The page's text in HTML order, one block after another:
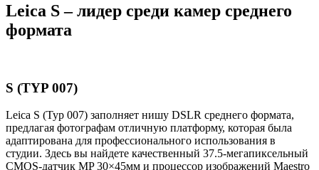
Leica S – лидер среди камер среднего
формата
S (TYP 007)
Leica S (Typ 007) заполняет нишу DSLR среднего формата,
предлагая фотографам отличную платформу, которая была
адаптирована для профессионального использования в
студии. Здесь вы найдете качественный 37.5-мегапиксельный
CMOS-датчик MP 30×45мм и процессор изображений Maestro